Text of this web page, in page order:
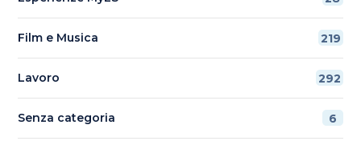
Film e Musica 219
Lavoro 292
Senza categoria 6